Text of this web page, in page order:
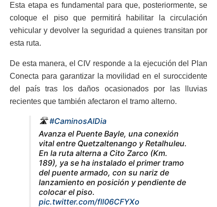
Esta etapa es fundamental para que, posteriormente, se
coloque el piso que permitirá habilitar la circulación
vehicular y devolver la seguridad a quienes transitan por
esta ruta.
De esta manera, el CIV responde a la ejecución del Plan
Conecta para garantizar la movilidad en el suroccidente
del país tras los daños ocasionados por las lluvias
recientes que también afectaron el tramo alterno.
🛣#CaminosAlDia
Avanza el Puente Bayle, una conexión
vital entre Quetzaltenango y Retalhuleu.
En la ruta alterna a Cito Zarco (Km.
189), ya se ha instalado el primer tramo
del puente armado, con su nariz de
lanzamiento en posición y pendiente de
colocar el piso.
pic.twitter.com/fll06CFYXo